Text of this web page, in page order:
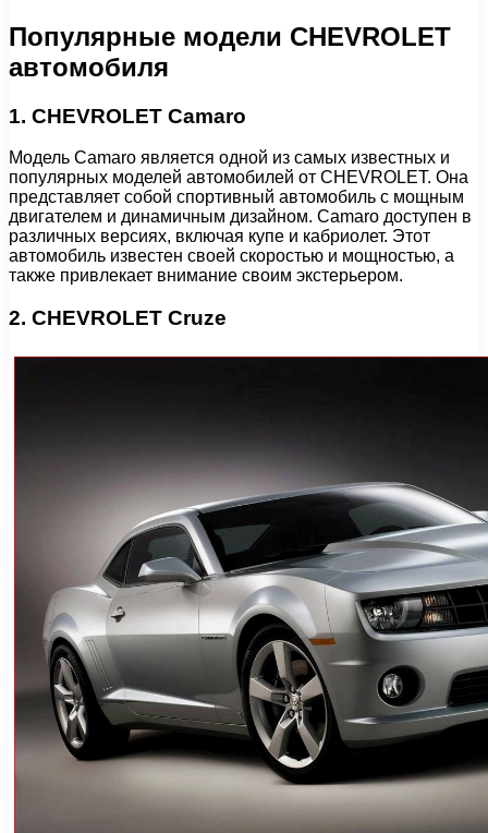
Популярные модели CHEVROLET
автомобиля
1. CHEVROLET Camaro
Модель Camaro является одной из самых известных и
популярных моделей автомобилей от CHEVROLET. Она
представляет собой спортивный автомобиль с мощным
двигателем и динамичным дизайном. Camaro доступен в
различных версиях, включая купе и кабриолет. Этот
автомобиль известен своей скоростью и мощностью, а
также привлекает внимание своим экстерьером.
2. CHEVROLET Cruze